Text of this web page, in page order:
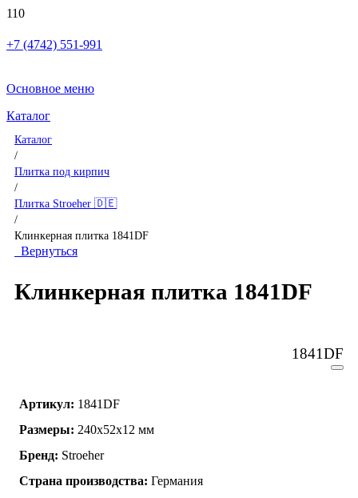
+7 (4742) 551-991
Основное меню
Каталог
Каталог
/
Плитка под кирпич
/
Плитка Stroeher 🇩🇪
/
Клинкерная плитка 1841DF
Вернуться
Клинкерная плитка 1841DF
1841DF
Артикул: 1841DF
Размеры: 240x52x12 мм
Бренд: Stroeher
Страна производства: Германия